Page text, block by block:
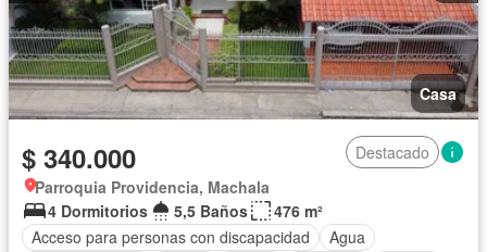
Casa
$ 340.000
Destacado
Parroquia Providencia, Machala
4 Dormitorios
5,5 Baños
476 m²
Acceso para personas con discapacidad
Agua